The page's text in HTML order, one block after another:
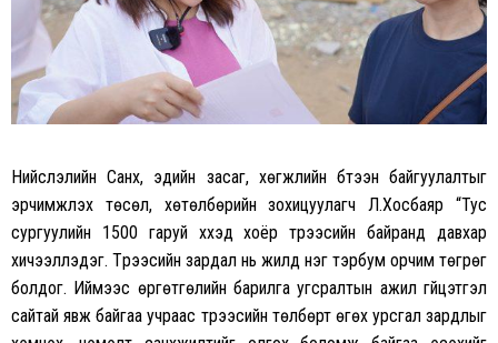
Нийслэлийн Санхүү, эдийн засаг, хөгжлийн бүтээн байгуулалтыг
эрчимжүүлэх төсөл, хөтөлбөрийн зохицуулагч Л.Хосбаяр “Тус
сургуулийн 1500 гаруй хүүхэд хоёр түрээсийн байранд давхар
хичээллэдэг. Түрээсийн зардал нь жилд нэг тэрбум орчим төгрөг
болдог. Иймээс өргөтгөлийн барилга угсралтын ажил гүйцэтгэл
сайтай явж байгаа учраас түрээсийн төлбөрт өгөх урсгал зардлыг